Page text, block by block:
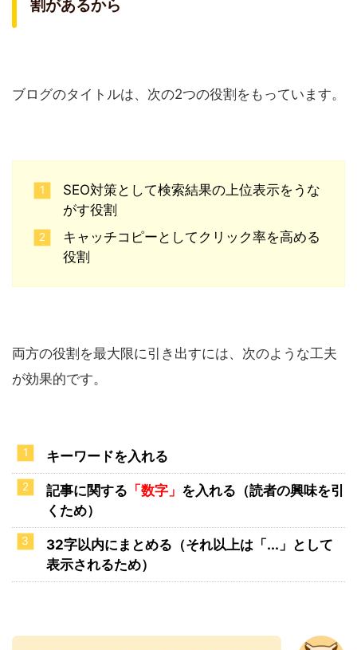
割があるから
ブログのタイトルは、次の2つの役割をもっています。
SEO対策として検索結果の上位表示をうな
がす役割
キャッチコピーとしてクリック率を高める
役割
両方の役割を最大限に引き出すには、次のような工夫
が効果的です。
キーワードを入れる
記事に関する 「数字」 を入れる（読者の興味を引
くため）
32字以内にまとめる（それ以上は「...」として
表示されるため）